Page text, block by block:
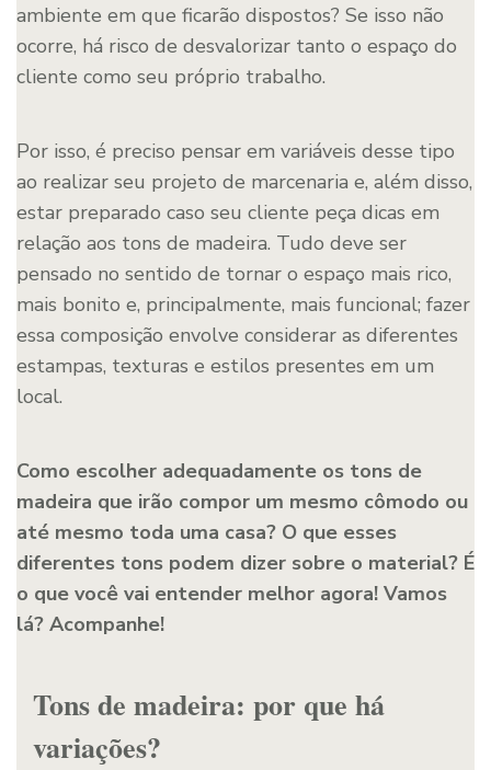
ambiente em que ficarão dispostos? Se isso não
ocorre, há risco de desvalorizar tanto o espaço do
cliente como seu próprio trabalho.
Por isso, é preciso pensar em variáveis desse tipo
ao realizar seu projeto de marcenaria e, além disso,
estar preparado caso seu cliente peça dicas em
relação aos tons de madeira. Tudo deve ser
pensado no sentido de tornar o espaço mais rico,
mais bonito e, principalmente, mais funcional; fazer
essa composição envolve considerar as diferentes
estampas, texturas e estilos presentes em um
local.
Como escolher adequadamente os tons de
madeira que irão compor um mesmo cômodo ou
até mesmo toda uma casa? O que esses
diferentes tons podem dizer sobre o material? É
o que você vai entender melhor agora! Vamos
lá? Acompanhe!
Tons de madeira: por que há
variações?